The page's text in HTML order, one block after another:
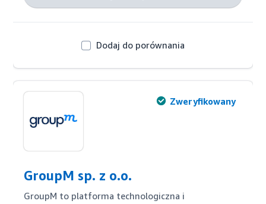
Dodaj do porównania
Zweryfikowany
GroupM sp. z o.o.
GroupM to platforma technologiczna i